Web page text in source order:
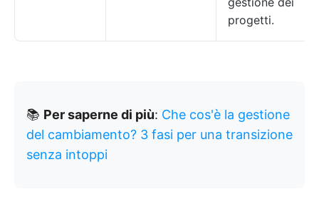
progetti.
📚 Per saperne di più: Che cos'è la gestione
del cambiamento? 3 fasi per una transizione
senza intoppi